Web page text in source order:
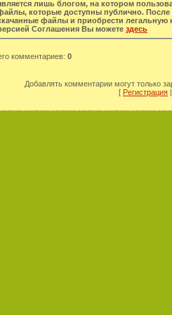
лишь блогом, на котором
которые доступны публично.
файлы и приобрести легальную копию.
Соглашения Вы можете здесь
комментариев: 0
Добавлять комментарии могут только
[ Регистрация |